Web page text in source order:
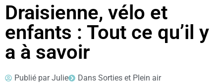
Draisienne, vélo et
enfants : Tout ce qu’il y
a à savoir
Publié parJulie Dans Sorties et Plein air